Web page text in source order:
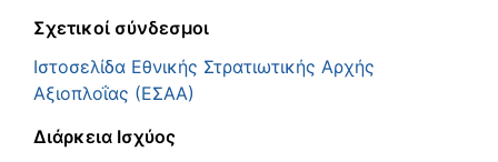
Σχετικοί σύνδεσμοι
Ιστοσελίδα Εθνικής Στρατιωτικής Αρχής
Αξιοπλοΐας (ΕΣΑΑ)
Διάρκεια Ισχύος